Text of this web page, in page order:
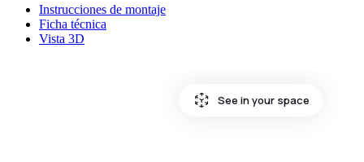
Instrucciones de montaje
Ficha técnica
Vista 3D